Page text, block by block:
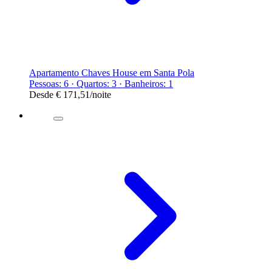
Apartamento Chaves House em Santa Pola
Pessoas: 6 · Quartos: 3 · Banheiros: 1
Desde € 171,51/noite